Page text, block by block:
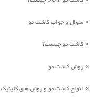
» سوال و جواب کاشت مو
» کاشت مو چیست؟
» روش کاشت مو
» انواع کاشت مو و روش های کلینیک